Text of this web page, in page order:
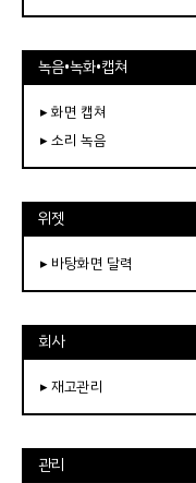
녹음•녹화•캡쳐
▸ 화면 캡쳐
▸ 소리 녹음
위젯
▸ 바탕화면 달력
회사
▸ 재고관리
관리